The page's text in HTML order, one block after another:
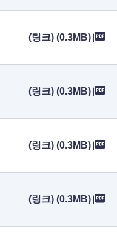
(링크) (0.3MB)
(링크) (0.3MB)
(링크) (0.3MB)
(링크) (0.3MB)